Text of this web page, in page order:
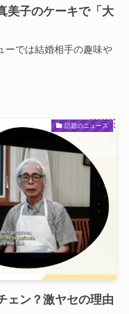
美子のケーキで「大
ーでは結婚相手の趣味や
話題のニュース
ェン？激ヤセの理由